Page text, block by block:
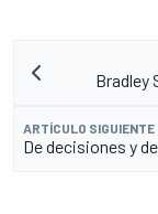
Bradley
ARTÍCULO SIGUIENTE
De decisiones y